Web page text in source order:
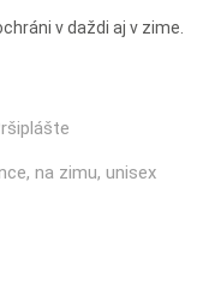
v daždi aj v zime.
, na zimu, unisex